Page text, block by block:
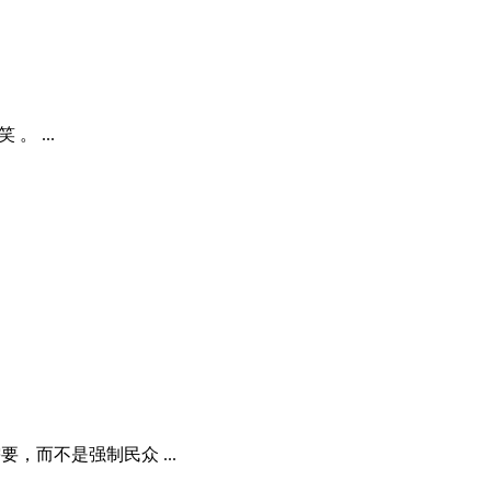
。 ...
，而不是强制民众 ...